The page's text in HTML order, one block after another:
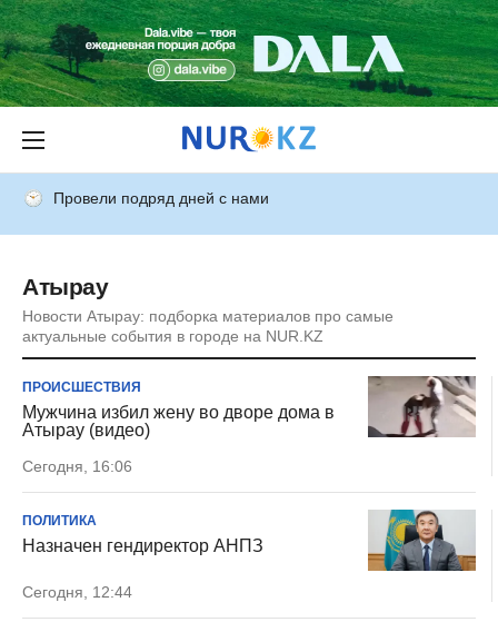
Провели подряд дней с нами
Атырау
Новости Атырау: подборка материалов про самые
актуальные события в городе на NUR.KZ
ПРОИСШЕСТВИЯ
Мужчина избил жену во дворе дома в
Атырау (видео)
Сегодня, 16:06
ПОЛИТИКА
Назначен гендиректор АНПЗ
Сегодня, 12:44